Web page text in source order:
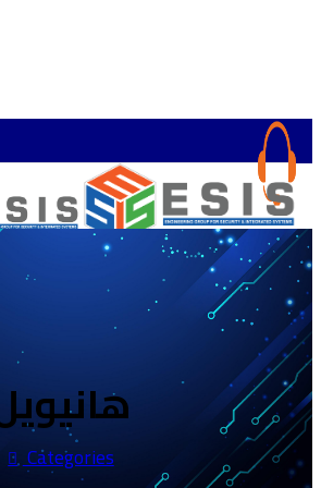
KSA: +966545074043
+201060605616
+966545074043
01066716754
+201060605616
الرئيسية
المدونة
الخدمات
أنظمة حماية
معدات تعليميةCategories